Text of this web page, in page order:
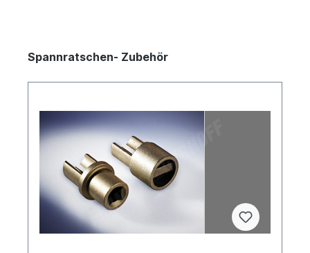
Spannratschen- Zubehör